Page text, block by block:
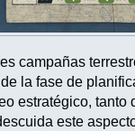
campañas
la fase de
estratégico,
este